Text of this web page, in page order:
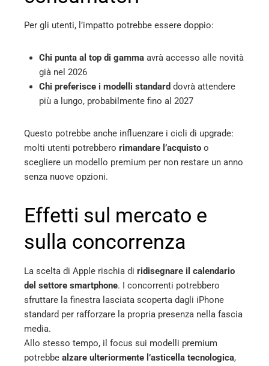
Per gli utenti, l’impatto potrebbe essere doppio:
Chi punta al top di gamma avrà accesso alle novità
già nel 2026
Chi preferisce i modelli standard dovrà attendere
più a lungo, probabilmente fino al 2027
Questo potrebbe anche influenzare i cicli di upgrade:
molti utenti potrebbero rimandare l’acquisto o
scegliere un modello premium per non restare un anno
senza nuove opzioni.
Effetti sul mercato e
sulla concorrenza
La scelta di Apple rischia di ridisegnare il calendario
del settore smartphone. I concorrenti potrebbero
sfruttare la finestra lasciata scoperta dagli iPhone
standard per rafforzare la propria presenza nella fascia
media.
Allo stesso tempo, il focus sui modelli premium
potrebbe alzare ulteriormente l’asticella tecnologica,